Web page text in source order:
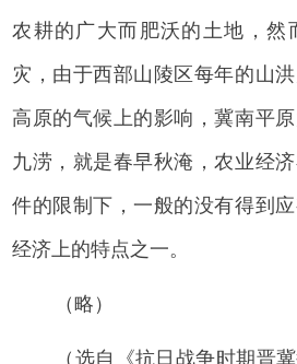
农耕的广大而肥沃的土地，然
灾，由于西部山陵区每年的山
高原的气候上的影响，冀南平
九涝，就是春早秋淹，农业经
件的限制下，一般的没有得到
经济上的特点之一。
（略）
（选自《抗日战争时期晋